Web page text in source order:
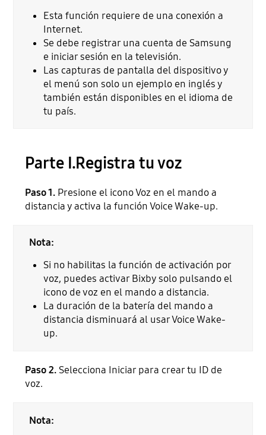
Esta función requiere de una conexión a
Internet.
Se debe registrar una cuenta de Samsung
e iniciar sesión en la televisión.
Las capturas de pantalla del dispositivo y
el menú son solo un ejemplo en inglés y
también están disponibles en el idioma de
tu país.
Parte I.Registra tu voz
Paso 1. Presione el icono Voz en el mando a
distancia y activa la función Voice Wake-up.
Nota:
Si no habilitas la función de activación por
voz, puedes activar Bixby solo pulsando el
icono de voz en el mando a distancia.
La duración de la batería del mando a
distancia disminuará al usar Voice Wake-
up.
Paso 2. Selecciona Iniciar para crear tu ID de
voz.
Nota: